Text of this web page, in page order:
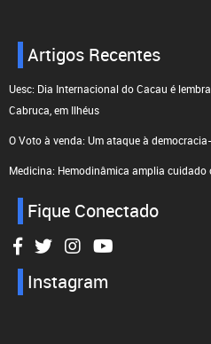
Artigos Recentes
Uesc: Dia Internacional do Cacau é
Cabruca, em Ilhéus
O Voto à venda: Um ataque à
Medicina: Hemodinâmica amplia
Fique Conectado
Instagram